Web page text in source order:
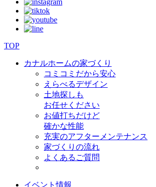
TOP
カナルホームの家づくり
コミコミだから安心
えらべるデザイン
土地探しも
お任せください
お値打ちだけど
確かな性能
充実のアフターメンテナンス
家づくりの流れ
よくあるご質問
イベント情報